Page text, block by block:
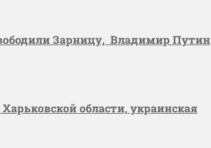
Зарницу, Владимир Путин
области, украинская